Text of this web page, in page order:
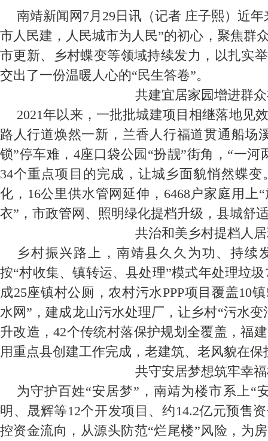
南靖新闻网7月29日讯（记者 庄子熙）近
市人民建，人民城市为人民”的初心，聚焦群
市更新、乡村蝶变等领域持续发力，以扎实
交出了一份温暖人心的“民生答卷”。
共建宜居家园增进群
2021年以来，一批批城建项目相继落地见
路人行道焕然一新，兰香人行福道贯通船场
锁”停车难，4座口袋公园“扮靓”街角，“一
34个重点项目的完成，让城乡面貌悄然蝶
化，16公里供水管网延伸，6468户家庭用上
衣”，市政管网、照明绿化提档升级，县城舒
共治和美乡村提档人
乡村振兴路上，南靖县久久为功、持续
按“村收集、镇转运、县处理”模式年处理垃
成25座镇村公厕，农村污水PPP项目覆盖10
水网”，建成龙山污水处理厂，让乡村“污水
升改造，42个传统村落保护规划全覆盖，福
用重点县创建工作完成，老建筑、老风貌在
共守安居梦想筑牢幸
为守护百姓“安居梦”，南靖为楼市系上“
明、晟辉等12个开发项目、约14.2亿元预售
控资金流向，从源头防范“烂尾楼”风险，为